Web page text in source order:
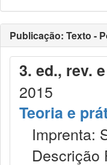
Publicação: Texto -
3. ed., rev.
2015
Teoria e
Imprenta:
Descrição